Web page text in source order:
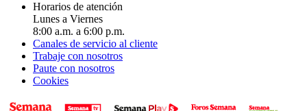
Horarios de atención
Lunes a Viernes
8:00 a.m. a 6:00 p.m.
Canales de servicio al cliente
Trabaje con nosotros
Paute con nosotros
Cookies